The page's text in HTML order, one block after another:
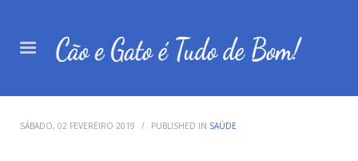
SÁBADO, 02 FEVEREIRO 2019 / PUBLISHED IN SAÚDE